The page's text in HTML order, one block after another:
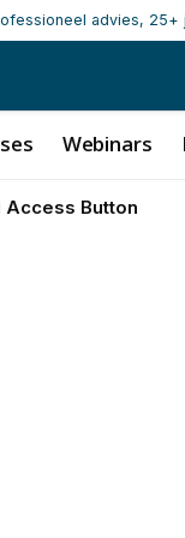
advies, 25+
Webinars
Access Button